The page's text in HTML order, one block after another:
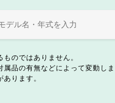
のではありません。
品の有無などによって変動しま
ります。